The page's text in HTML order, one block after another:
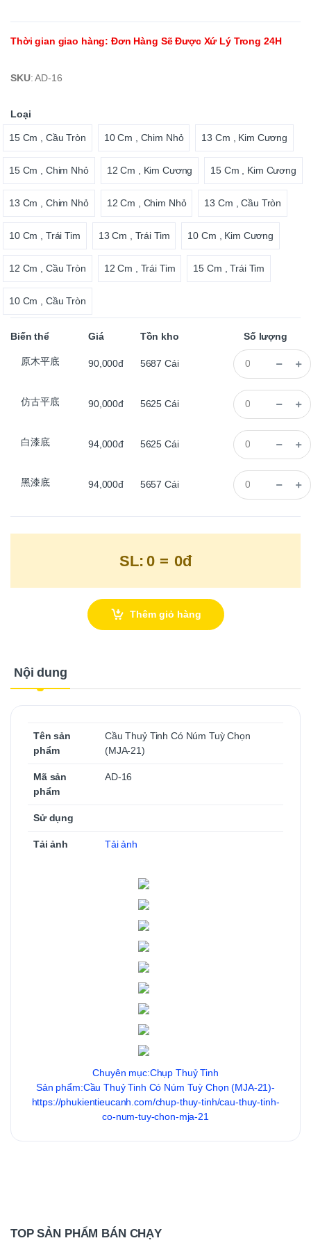
Thời gian giao hàng: Đơn Hàng Sẽ Được Xứ Lý Trong 24H
SKU:AD-16
Loại
15 Cm , Cầu Tròn 10 Cm , Chim Nhỏ 13 Cm , Kim Cương
15 Cm , Chim Nhỏ 12 Cm , Kim Cương 15 Cm , Kim Cương
13 Cm , Chim Nhỏ 12 Cm , Chim Nhỏ 13 Cm , Cầu Tròn
10 Cm , Trái Tim 13 Cm , Trái Tim 10 Cm , Kim Cương
12 Cm , Cầu Tròn 12 Cm , Trái Tim 15 Cm , Trái Tim
10 Cm , Cầu Tròn
Biến thể Giá Tồn kho Số lượng
原木平底 90,000đ 5687 Cái
仿古平底 90,000đ 5625 Cái
白漆底 94,000đ 5625 Cái
黑漆底 94,000đ 5657 Cái
SL: 0 = 0đ
Thêm giỏ hàng
Nội dung
Tên sản
phẩm
Cầu Thuỷ Tinh Có Núm Tuỳ Chọn
(MJA-21)
Mã sản
phẩm
AD-16
Sử dụng
Tải ảnh Tải ảnh
Chuyên mục:Chụp Thuỷ Tinh
Sản phẩm:Cầu Thuỷ Tinh Có Núm Tuỳ Chọn (MJA-21)-
https://phukientieucanh.com/chup-thuy-tinh/cau-thuy-tinh-
co-num-tuy-chon-mja-21
TOP SẢN PHẨM BÁN CHẠY